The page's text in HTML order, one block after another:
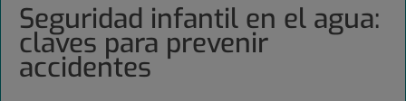
Seguridad infantil en el agua:
claves para prevenir
accidentes